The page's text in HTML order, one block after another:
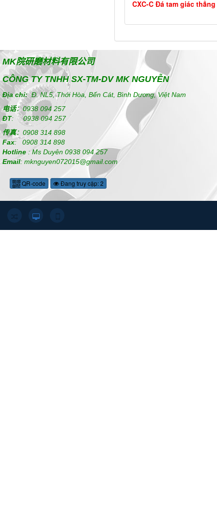
CXC-C Đá tam giác
MK院研磨材料有限公司
CÔNG TY TNHH SX-TM-DV MK NGUYỄN
Địa chỉ: Đ. NL5, Thới Hòa, Bến Cát, Bình Dương, Việt Nam
电话：0938 094 257
ĐT:0938 094 257
传真： 0908 314 898
Fax: 0908 314 898
Hotline : Ms Duyên 0938 094 257
Email: mknguyen072015@gmail.com
QR-code Đang truy cập: 2